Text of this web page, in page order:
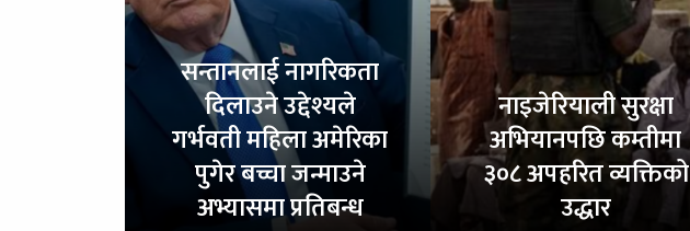
सन्तानलाई नागरिकता
दिलाउने उद्देश्यले
गर्भवती महिला अमेरिका
पुगेर बच्चा जन्माउने
अभ्यासमा प्रतिबन्ध
नाइजेरियाली सुरक्षा
अभियानपछि कम्तीमा
३०८ अपहरित व्यक्तिको
उद्धार